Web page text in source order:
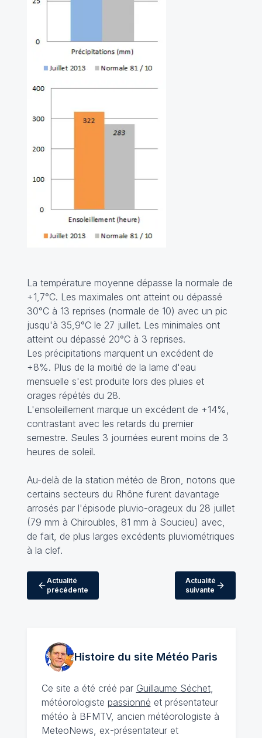
La température moyenne dépasse la normale de
+1,7°C. Les maximales ont atteint ou dépassé
30°C à 13 reprises (normale de 10) avec un pic
jusqu'à 35,9°C le 27 juillet. Les minimales ont
atteint ou dépassé 20°C à 3 reprises.
Les précipitations marquent un excédent de
+8%. Plus de la moitié de la lame d'eau
mensuelle s'est produite lors des pluies et
orages répétés du 28.
L'ensoleillement marque un excédent de +14%,
contrastant avec les retards du premier
semestre. Seules 3 journées eurent moins de 3
heures de soleil.
Au-delà de la station météo de Bron, notons que
certains secteurs du Rhône furent davantage
arrosés par l'épisode pluvio-orageux du 28 juillet
(79 mm à Chiroubles, 81 mm à Soucieu) avec,
de fait, de plus larges excédents pluviométriques
à la clef.
Actualité
précédente
Actualité
suivante
Histoire du site MétéoParis
Ce site a été créé par Guillaume Séchet,
météorologiste passionné et présentateur
météo à BFMTV, ancien météorologiste à
MeteoNews, ex-présentateur et